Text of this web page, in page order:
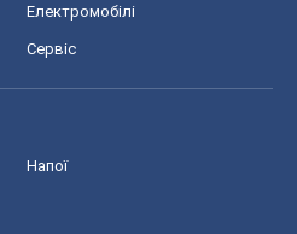
Електромобілі
Сервіс
Напої